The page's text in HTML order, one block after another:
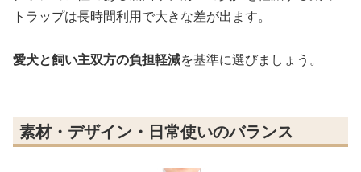
トラップは長時間利用で大きな差が出ます。
愛犬と飼い主双方の負担軽減を基準に選びましょう。
素材・デザイン・日常使いのバランス